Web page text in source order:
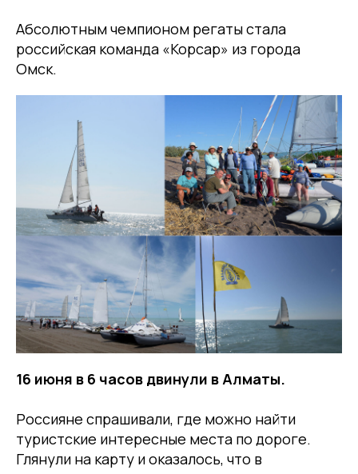
Абсолютным чемпионом регаты стала
российская команда «Корсар» из города
Омск.
16 июня в 6 часов двинули в Алматы.
Россияне спрашивали, где можно найти
туристские интересные места по дороге.
Глянули на карту и оказалось, что в